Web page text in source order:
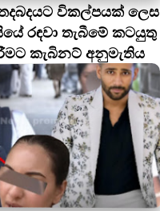
විකල්පයක් ලෙස
රඳවා තැබීමේ කටයුතු
කැබිනට් අනුමැතිය